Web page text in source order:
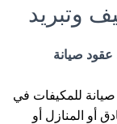
وتبريد
صيانة
للمكيفات في
أو المنازل أو